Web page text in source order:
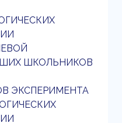
ШКОЛЬНИКОВ
ЭКСПЕРИМЕНТА